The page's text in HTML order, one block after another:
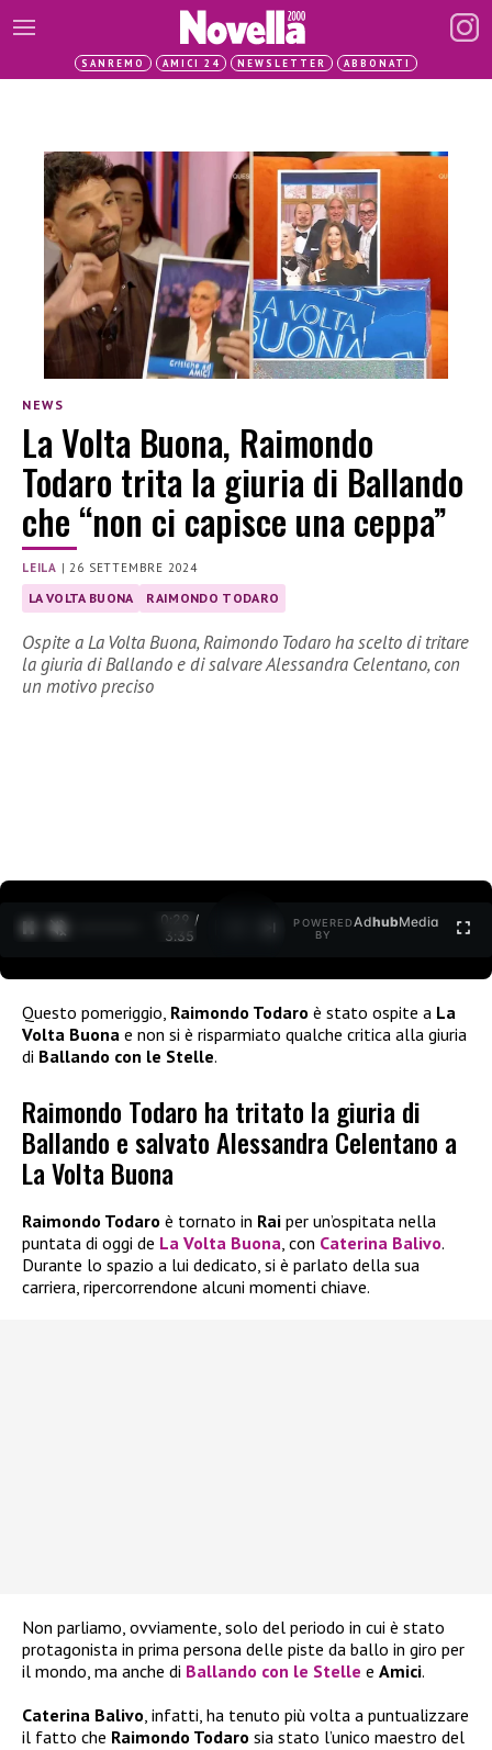
SANREMO AMICI 24 NEWSLETTER ABBONATI
NEWS
La Volta Buona, Raimondo
Todaro trita la giuria di Ballando
che “non ci capisce una ceppa”
LEILA |26 SETTEMBRE 2024
LA VOLTA BUONA RAIMONDO TODARO
Ospite a La Volta Buona, Raimondo Todaro ha scelto di tritare
la giuria di Ballando e di salvare Alessandra Celentano, con
un motivo preciso
0:30 /
3:35
POWERED
BY
AdhubMedia
Questo pomeriggio, Raimondo Todaro è stato ospite a La
Volta Buona e non si è risparmiato qualche critica alla giuria
di Ballando con le Stelle.
Raimondo Todaro ha tritato la giuria di
Ballando e salvato Alessandra Celentano a
La Volta Buona
Raimondo Todaro è tornato in Rai per un’ospitata nella
puntata di oggi de La Volta Buona, con Caterina Balivo.
Durante lo spazio a lui dedicato, si è parlato della sua
carriera, ripercorrendone alcuni momenti chiave.
Non parliamo, ovviamente, solo del periodo in cui è stato
protagonista in prima persona delle piste da ballo in giro per
il mondo, ma anche di Ballando con le Stelle e Amici.
Caterina Balivo, infatti, ha tenuto più volta a puntualizzare
il fatto che Raimondo Todaro sia stato l’unico maestro del